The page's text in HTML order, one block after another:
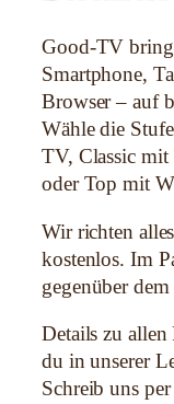
M
e
n
g
e
Good-TV
Smartphone,
Browser – auf
Wähle die
TV, Classic mit
oder Top mit
Wir richten
kostenlos. Im
gegenüber
Details zu
du in unserer
Schreib uns